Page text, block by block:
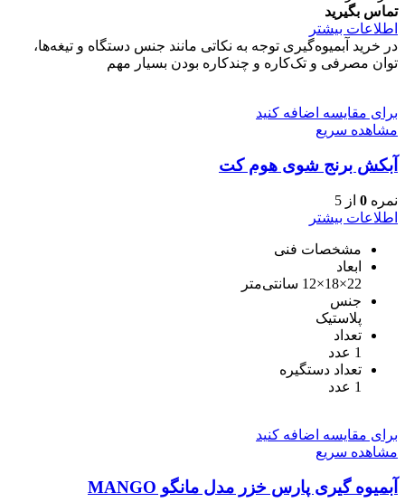
تماس بگیرید
اطلاعات بیشتر
در خرید آبمیوه‌گیری توجه به نکاتی مانند جنس دستگاه و تیغه‌ها،
توان مصرفی و تک‌کاره و چندکاره بودن بسیار مهم
برای مقایسه اضافه کنید
مشاهده سریع
آبکش برنج شوی هوم کت
نمره 0 از 5
اطلاعات بیشتر
مشخصات فنی
ابعاد
22×18×12 سانتی‌متر
جنس
پلاستیک
تعداد
1 عدد
تعداد دستگیره
1 عدد
برای مقایسه اضافه کنید
مشاهده سریع
آبمیوه گیری پارس خزر مدل مانگو MANGO